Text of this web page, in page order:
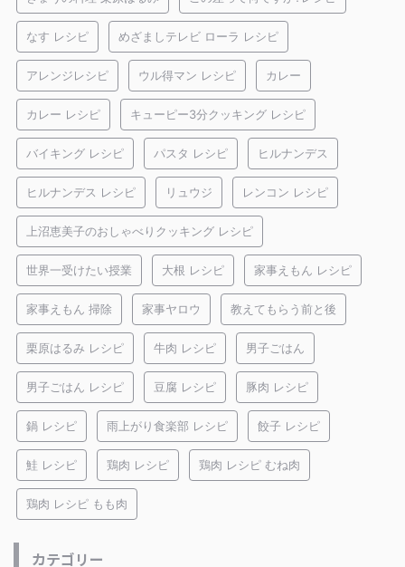
なす レシピ めざましテレビ ローラ レシピ
アレンジレシピ ウル得マン レシピ カレー
カレー レシピ キューピー3分クッキング レシピ
バイキング レシピ パスタ レシピ ヒルナンデス
ヒルナンデス レシピ リュウジ レンコン レシピ
上沼恵美子のおしゃべりクッキング レシピ
世界一受けたい授業 大根 レシピ 家事えもん レシピ
家事えもん 掃除 家事ヤロウ 教えてもらう前と後
栗原はるみ レシピ 牛肉 レシピ 男子ごはん
男子ごはん レシピ 豆腐 レシピ 豚肉 レシピ
鍋 レシピ 雨上がり食楽部 レシピ 餃子 レシピ
鮭 レシピ 鶏肉 レシピ 鶏肉 レシピ むね肉
鶏肉 レシピ もも肉
カテゴリー